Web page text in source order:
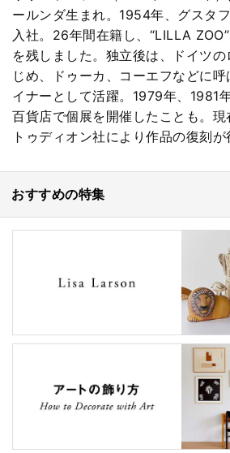
ールンダ生まれ。1954年、グスタ
入社。26年間在籍し、“LILLA
を残しました。独立後は、ドイツ
じめ、ドゥーカ、コーエフなどに
イナーとして活躍。1979年、1981
百貨店で個展を開催したことも。
トゥディオン社により作品の復刻が
おすすめの特集